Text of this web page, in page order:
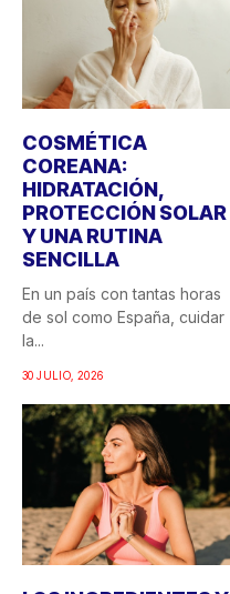
COSMÉTICA
COREANA:
HIDRATACIÓN,
PROTECCIÓN SOLAR
Y UNA RUTINA
SENCILLA
En un país con tantas horas
de sol como España, cuidar
la...
30 JULIO, 2026